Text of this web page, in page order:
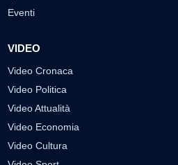
Eventi
VIDEO
Video Cronaca
Video Politica
Video Attualità
Video Economia
Video Cultura